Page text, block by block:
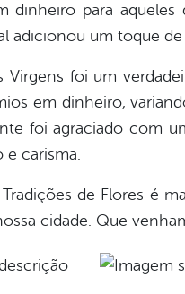
dinheiro para
adicionou um toque
Virgens foi um
em dinheiro,
foi agraciado com
e carisma.
de Flores é
cidade. Que